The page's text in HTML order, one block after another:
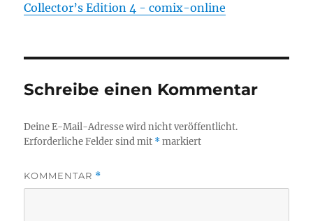
Collector’s Edition 4 - comix-online
Schreibe einen Kommentar
Deine E-Mail-Adresse wird nicht veröffentlicht.
Erforderliche Felder sind mit *markiert
KOMMENTAR *